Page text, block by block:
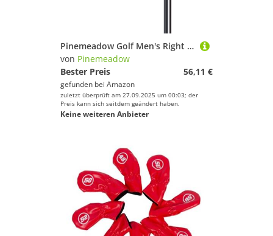
Pinemeadow Golf Men's Right Hand Pre Wedge, 56 Degrees
von Pinemeadow
Bester Preis
56,11 €
gefunden bei Amazon
zuletzt überprüft am 27.09.2025 um 00:03; der
Preis kann sich seitdem geändert haben.
Keine weiteren Anbieter